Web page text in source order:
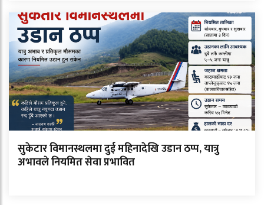
सुकेटार विमानस्थलमा दुई महिनादेखि उडान ठप्प, यात्रु
अभावले नियमित सेवा प्रभावित